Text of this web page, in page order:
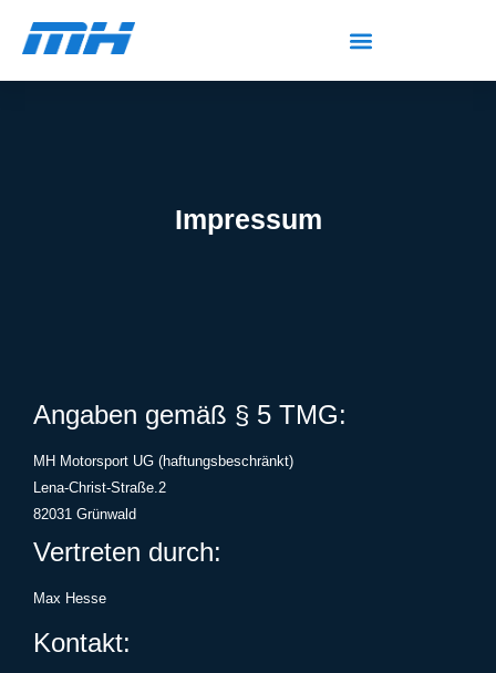
Impressum
Angaben gemäß § 5 TMG:
MH Motorsport UG (haftungsbeschränkt)
Lena-Christ-Straße.2
82031 Grünwald
Vertreten durch:
Max Hesse
Kontakt: